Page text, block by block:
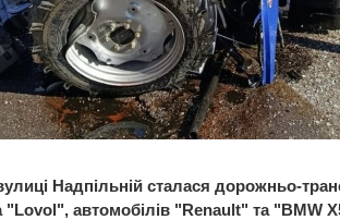
Надпільній сталася дорожньо-
"Lovol", автомобілів "Renault" та "BMW